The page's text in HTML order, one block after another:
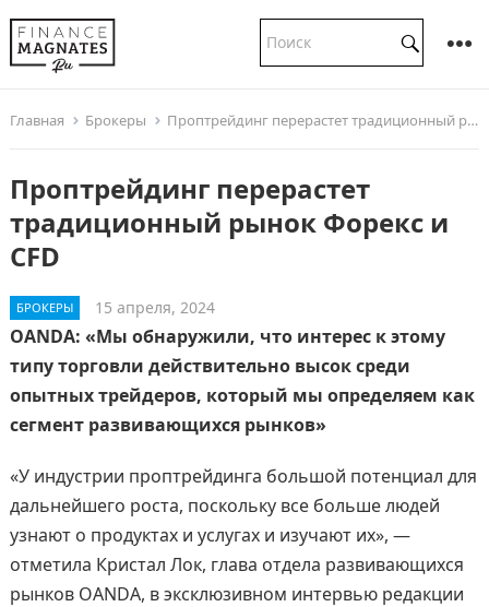
Главная Брокеры Проптрейдинг перерастет традиционный рынок Форекс и CFD
Проптрейдинг перерастет
традиционный рынок Форекс и
CFD
БРОКЕРЫ 15 апреля, 2024
OANDA: «Мы обнаружили, что интерес к этому
типу торговли действительно высок среди
опытных трейдеров, который мы определяем как
сегмент развивающихся рынков»
«У индустрии проптрейдинга большой потенциал для
дальнейшего роста, поскольку все больше людей
узнают о продуктах и услугах и изучают их», —
отметила Кристал Лок, глава отдела развивающихся
рынков OANDA, в эксклюзивном интервью редакции